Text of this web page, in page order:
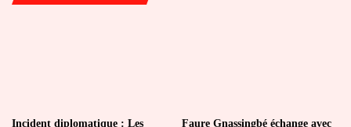
Incident diplomatique : Les
Faure Gnassingbé échange avec